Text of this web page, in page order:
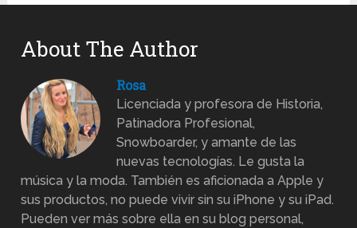
About The Author
Rosa
Licenciada y profesora de Historia,
Patinadora Profesional,
Snowboarder, y amante de las
nuevas tecnologías. Le gusta la
música y la moda. También es aficionada a Apple y
sus productos, no puede vivir sin su iPhone y su iPad.
Pueden ver más sobre ella en su blog personal,